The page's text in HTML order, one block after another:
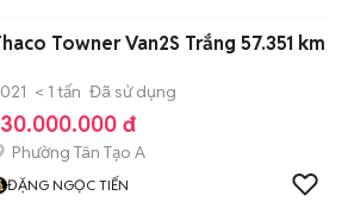
Towner Van2S Trắng 57.351 km
< 1 tấn Đã sử dụng
đ
Phường Tân Tạo A
ĐẶNG NGỌC TIẾN